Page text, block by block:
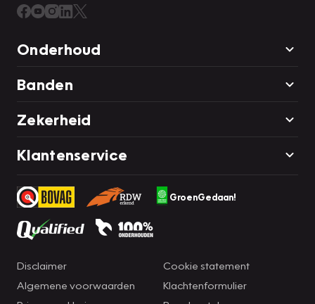
Onderhoud
Banden
Zekerheid
Klantenservice
GroenGedaan!
Disclaimer
Algemene voorwaarden
Cookie statement
Klachtenformulier